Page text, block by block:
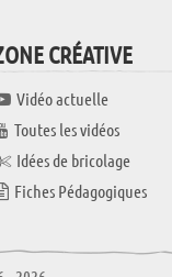
CRÉATIVE
Vidéo actuelle
Toutes les vidéos
Idées de bricolage
Fiches Pédagogiques